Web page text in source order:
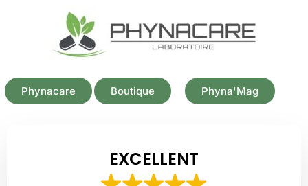
Phynacare Boutique Phyna'Mag
EXCELLENT